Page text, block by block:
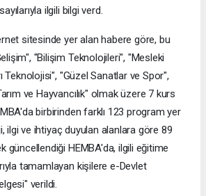
ilgili bilgi verd.
sitesinde yer alan habere göre, bu
"Bilişim Teknolojileri", "Mesleki
Teknolojisi", "Güzel Sanatlar ve Spor",
ve Hayvancılık" olmak üzere 7 kurs
birbirinden farklı 123 program yer
ilgi ve ihtiyaç duyulan alanlara göre 89
güncellendiği HEMBA'da, ilgili eğitime
tamamlayan kişilere e-Devlet
verildi.